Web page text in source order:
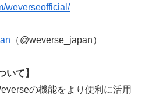
weverseofficial/
（@weverse_japan）
いて】
の機能をより便利に活用